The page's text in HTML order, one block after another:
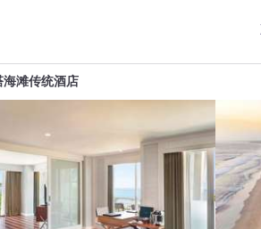
滩传统酒店